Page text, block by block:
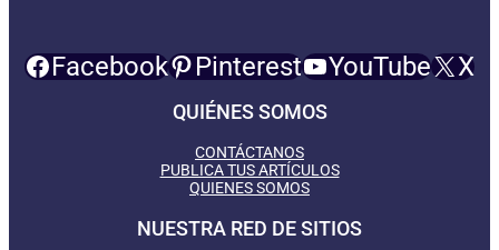
Facebook Pinterest YouTube X
QUIÉNES SOMOS
CONTÁCTANOS
PUBLICA TUS ARTÍCULOS
QUIENES SOMOS
NUESTRA RED DE SITIOS